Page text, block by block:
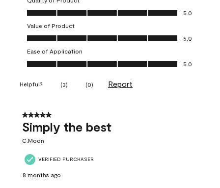
Quality of Product, 5.0 out of 5
5.0
Value of Product
Value of Product, 5.0 out of 5
5.0
Ease of Application
Ease of Application, 5.0 out of 5
5.0
Helpful? (3) (0) Report
5 out of 5 stars.
Simply the best
C.Moon
VERIFIED PURCHASER
8 months ago